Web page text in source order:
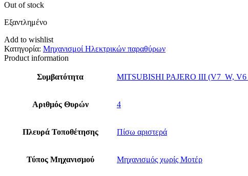
Out of stock
Εξαντλημένο
Add to wishlist
Κατηγορία: Μηχανισμοί Ηλεκτρικών παραθύρων
Product information
Συμβατότητα MITSUBISHI PAJERO III (V7_W,
Αριθμός Θυρών 4
Πλευρά Τοποθέτησης Πίσω αριστερά
Τύπος Μηχανισμού Μηχανισμός χωρίς Μοτέρ